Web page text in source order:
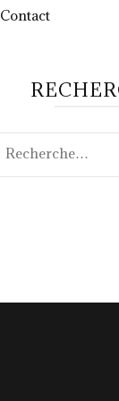
Contact
Rechercher :